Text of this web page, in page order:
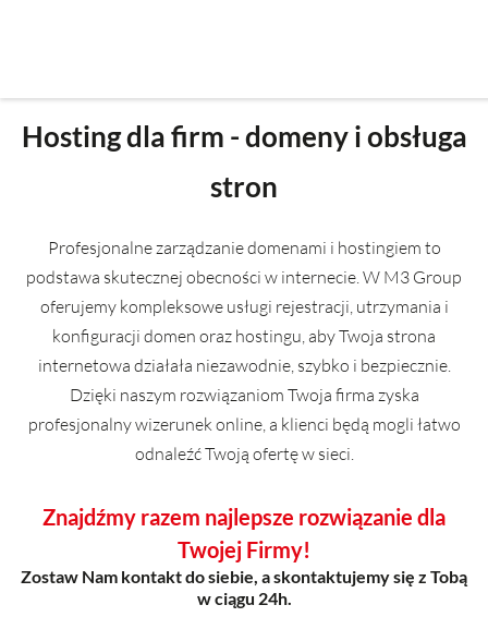
Hosting dla firm - domeny i obsługa
stron
Profesjonalne zarządzanie domenami i hostingiem to
podstawa skutecznej obecności w internecie. W M3 Group
oferujemy kompleksowe usługi rejestracji, utrzymania i
konfiguracji domen oraz hostingu, aby Twoja strona
internetowa działała niezawodnie, szybko i bezpiecznie.
Dzięki naszym rozwiązaniom Twoja firma zyska
profesjonalny wizerunek online, a klienci będą mogli łatwo
odnaleźć Twoją ofertę w sieci.
Znajdźmy razem najlepsze rozwiązanie dla
Twojej Firmy!
Zostaw Nam kontakt do siebie, a skontaktujemy się z Tobą
w ciągu 24h.